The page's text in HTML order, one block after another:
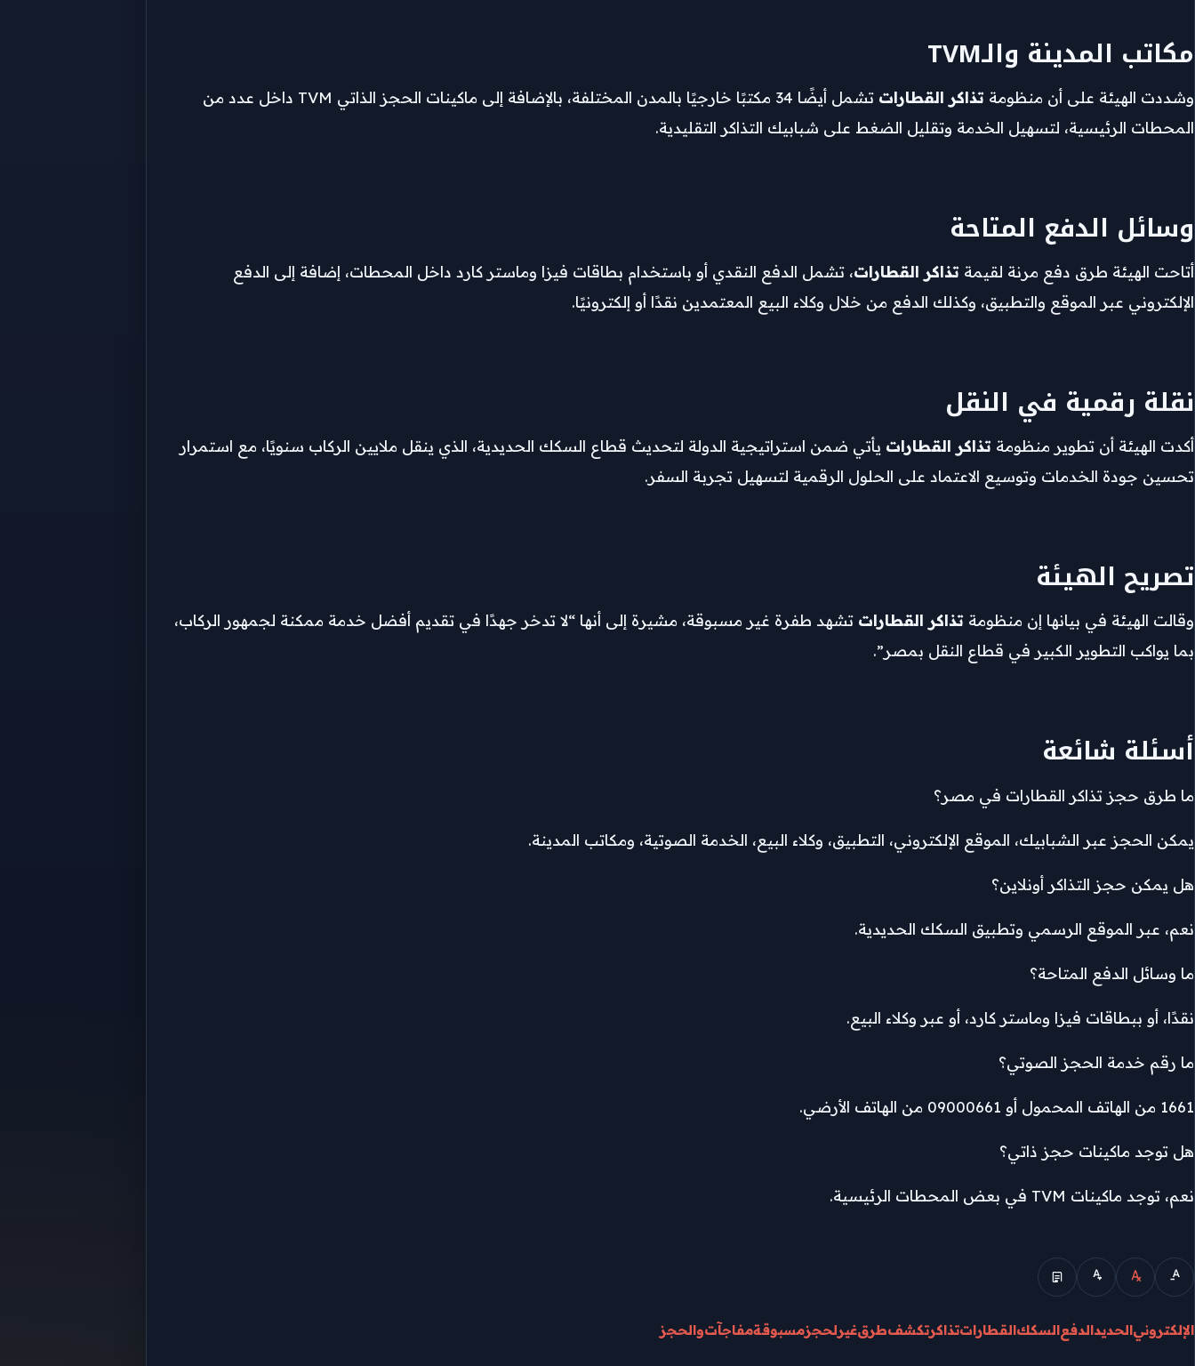
مكاتب المدينة والـTVM
وشددت الهيئة على أن منظومة تذاكر القطارات
تشمل أيضًا 34 مكتبًا خارجيًا بالمدن المختلفة، بالإضافة إلى ماكينات الحجز الذاتي TVM داخل عدد من
المحطات الرئيسية، لتسهيل الخدمة وتقليل الضغط على شبابيك التذاكر التقليدية.
وسائل الدفع المتاحة
أتاحت الهيئة طرق دفع مرنة لقيمة تذاكر القطارات، تشمل الدفع النقدي أو باستخدام بطاقات فيزا وماستر كارد داخل المحطات، إضافة إلى الدفع
الإلكتروني عبر الموقع والتطبيق، وكذلك الدفع من خلال وكلاء البيع المعتمدين نقدًا أو إلكترونيًا.
نقلة رقمية في النقل
أكدت الهيئة أن تطوير منظومة تذاكر القطارات يأتي ضمن استراتيجية الدولة لتحديث قطاع السكك الحديدية، الذي ينقل ملايين الركاب سنويًا، مع استمرار
تحسين جودة الخدمات وتوسيع الاعتماد على الحلول الرقمية لتسهيل تجربة السفر.
تصريح الهيئة
وقالت الهيئة في بيانها إن منظومة تذاكر القطارات تشهد طفرة غير مسبوقة، مشيرة إلى أنها “لا تدخر جهدًا في تقديم أفضل خدمة ممكنة لجمهور الركاب،
بما يواكب التطوير الكبير في قطاع النقل بمصر”.
أسئلة شائعة
ما طرق حجز تذاكر القطارات في مصر؟
يمكن الحجز عبر الشبابيك، الموقع الإلكتروني، التطبيق، وكلاء البيع، الخدمة الصوتية، ومكاتب المدينة.
هل يمكن حجز التذاكر أونلاين؟
نعم، عبر الموقع الرسمي وتطبيق السكك الحديدية.
ما وسائل الدفع المتاحة؟
نقدًا، أو ببطاقات فيزا وماستر كارد، أو عبر وكلاء البيع.
ما رقم خدمة الحجز الصوتي؟
1661 من الهاتف المحمول أو 09000661 من الهاتف الأرضي.
هل توجد ماكينات حجز ذاتي؟
نعم، توجد ماكينات TVM في بعض المحطات الرئيسية.
الوضع المبسط
الإلكترونيالحديدالدفعالسككالقطاراتتذاكرتكشفطرقغيرلحجزمسبوقةمفاجآتوالحجز